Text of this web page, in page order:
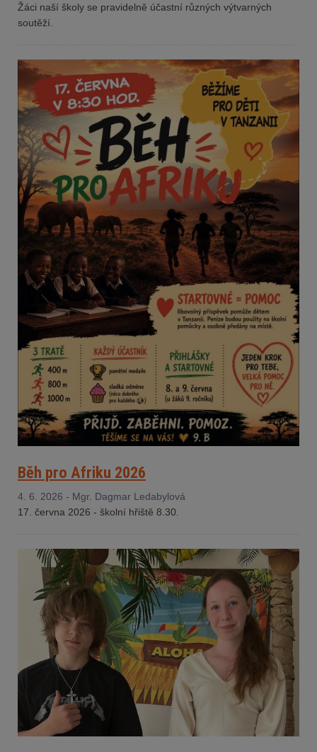
Žáci naší školy se pravidelně účastní různých výtvarných
soutěží.
Běh pro Afriku 2026
4. 6. 2026 - Mgr. Dagmar Ledabylová
17. června 2026 - školní hřiště 8.30.